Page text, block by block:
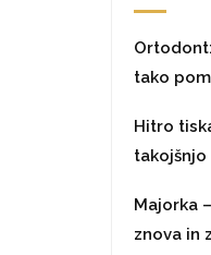
tako
Hitro
Majorka
znova in